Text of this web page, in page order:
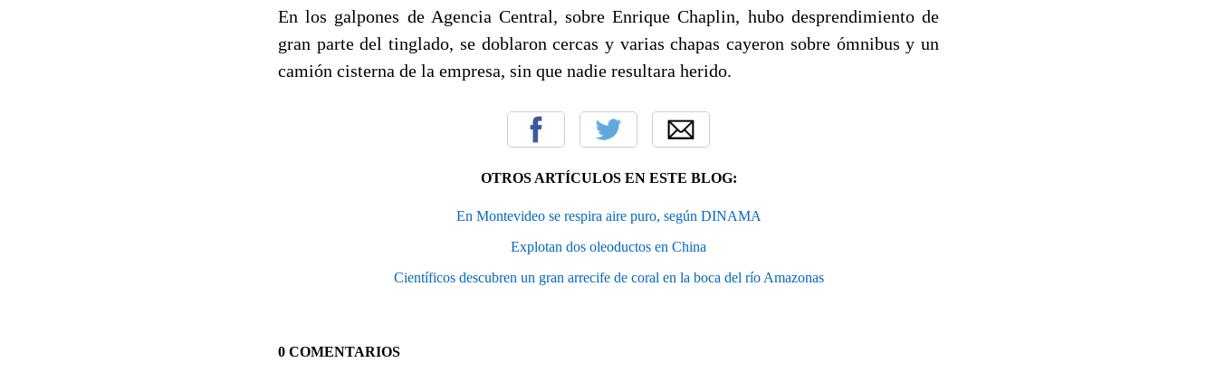
En los galpones de Agencia Central, sobre Enrique Chaplin, hubo desprendimiento de
gran parte del tinglado, se doblaron cercas y varias chapas cayeron sobre ómnibus y un
camión cisterna de la empresa, sin que nadie resultara herido.
OTROS ARTÍCULOS EN ESTE BLOG:
En Montevideo se respira aire puro, según DINAMA
Explotan dos oleoductos en China
Científicos descubren un gran arrecife de coral en la boca del río Amazonas
0 COMENTARIOS